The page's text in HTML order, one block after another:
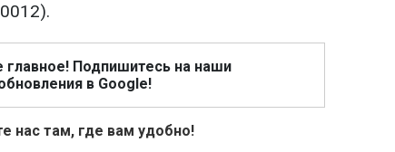
главное! Подпишитесь на наши
в Google!
нас там, где вам удобно!